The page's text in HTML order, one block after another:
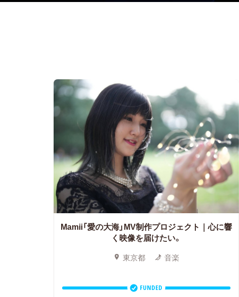
Mamii「愛の大海」MV制作プロジェクト｜心に響
く映像を届けたい。
東京都 音楽
FUNDED